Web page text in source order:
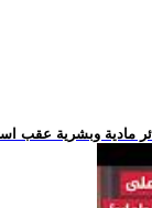
مادية وبشرية عقب